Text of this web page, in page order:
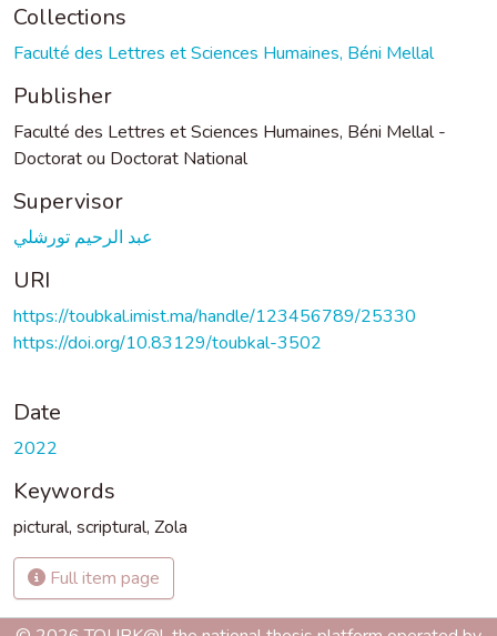
Collections
Faculté des Lettres et Sciences Humaines, Béni Mellal
Publisher
Faculté des Lettres et Sciences Humaines, Béni Mellal -
Doctorat ou Doctorat National
Supervisor
عبد الرحيم تورشلي
URI
https://toubkal.imist.ma/handle/123456789/25330
https://doi.org/10.83129/toubkal-3502
Date
2022
Keywords
pictural, scriptural, Zola
Full item page